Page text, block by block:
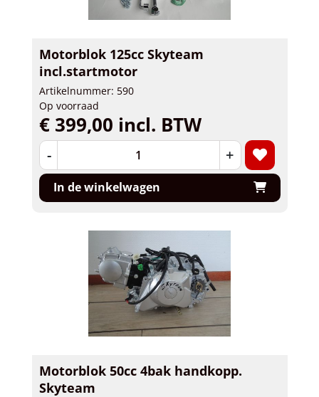
Motorblok 125cc Skyteam
incl.startmotor
Artikelnummer: 590
Op voorraad
€ 399,00 incl. BTW
- +
In de winkelwagen
Motorblok 50cc 4bak handkopp.
Skyteam